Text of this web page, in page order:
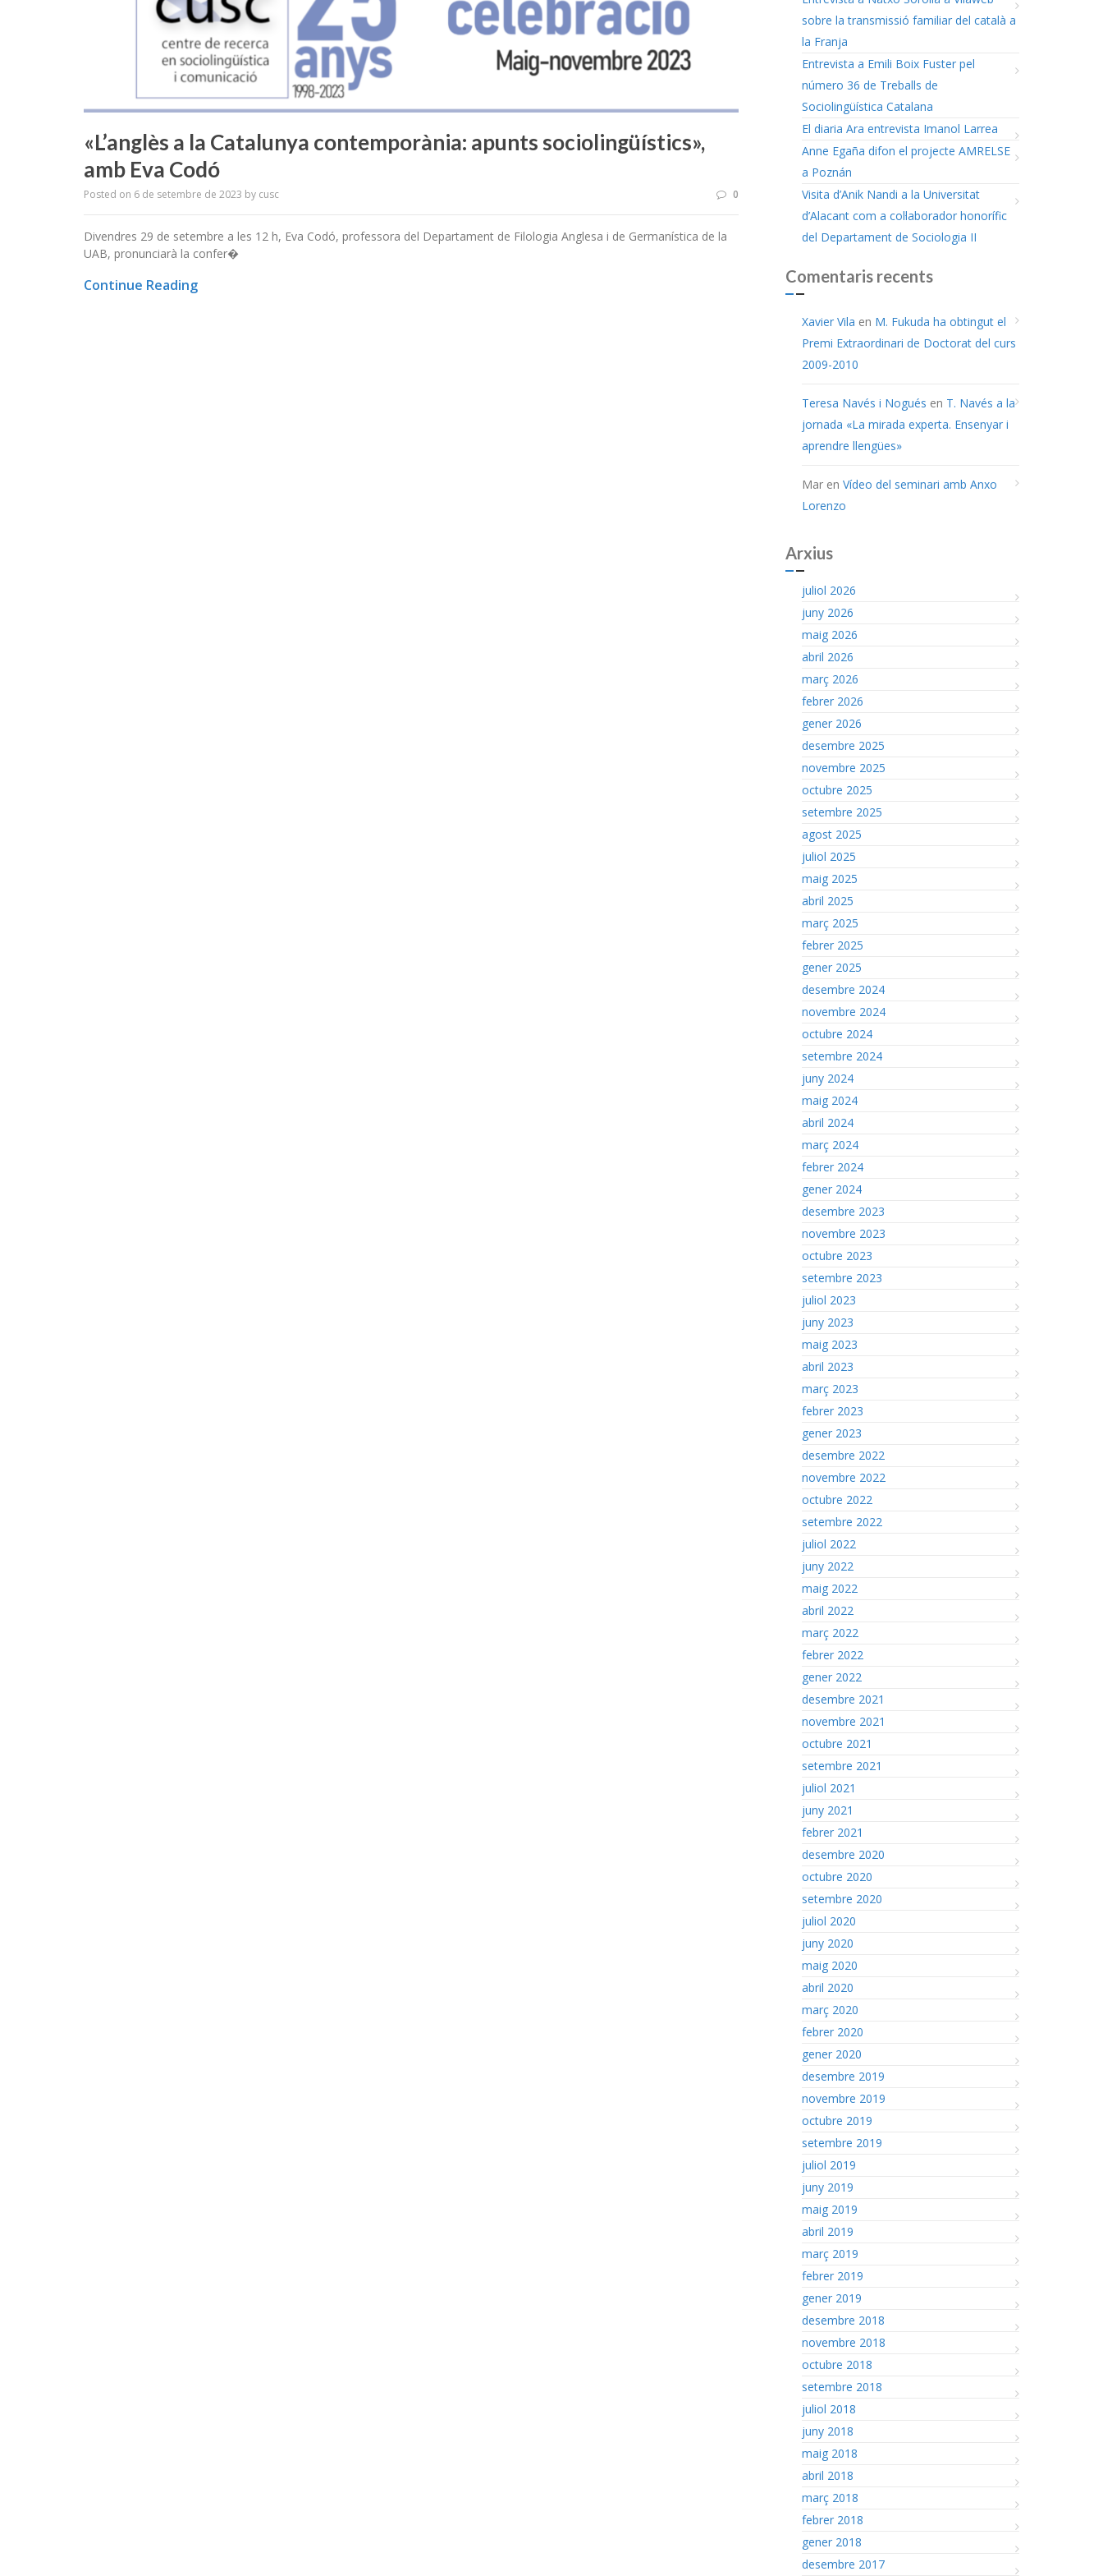
«L’anglès a la Catalunya contemporània: apunts sociolingüístics»,
amb Eva Codó
Posted on 6 de setembre de 2023 by cusc 0
Divendres 29 de setembre a les 12 h, Eva Codó, professora del Departament de Filologia Anglesa i de Germanística de la
UAB, pronunciarà la confer�
Continue Reading
sobre la transmissió familiar del català a
la Franja
Entrevista a Emili Boix Fuster pel
número 36 de Treballs de
Sociolingüística Catalana
El diaria Ara entrevista Imanol Larrea
Anne Egaña difon el projecte AMRELSE
a Poznán
Visita d’Anik Nandi a la Universitat
d’Alacant com a col·laborador honorífic
del Departament de Sociologia II
Comentaris recents
Xavier Vila en M. Fukuda ha obtingut el
Premi Extraordinari de Doctorat del curs
2009-2010
Teresa Navés i Nogués en T. Navés a la
jornada «La mirada experta. Ensenyar i
aprendre llengües»
Mar en Vídeo del seminari amb Anxo
Lorenzo
Arxius
juliol 2026
juny 2026
maig 2026
abril 2026
març 2026
febrer 2026
gener 2026
desembre 2025
novembre 2025
octubre 2025
setembre 2025
agost 2025
juliol 2025
maig 2025
abril 2025
març 2025
febrer 2025
gener 2025
desembre 2024
novembre 2024
octubre 2024
setembre 2024
juny 2024
maig 2024
abril 2024
març 2024
febrer 2024
gener 2024
desembre 2023
novembre 2023
octubre 2023
setembre 2023
juliol 2023
juny 2023
maig 2023
abril 2023
març 2023
febrer 2023
gener 2023
desembre 2022
novembre 2022
octubre 2022
setembre 2022
juliol 2022
juny 2022
maig 2022
abril 2022
març 2022
febrer 2022
gener 2022
desembre 2021
novembre 2021
octubre 2021
setembre 2021
juliol 2021
juny 2021
febrer 2021
desembre 2020
octubre 2020
setembre 2020
juliol 2020
juny 2020
maig 2020
abril 2020
març 2020
febrer 2020
gener 2020
desembre 2019
novembre 2019
octubre 2019
setembre 2019
juliol 2019
juny 2019
maig 2019
abril 2019
març 2019
febrer 2019
gener 2019
desembre 2018
novembre 2018
octubre 2018
setembre 2018
juliol 2018
juny 2018
maig 2018
abril 2018
març 2018
febrer 2018
gener 2018
desembre 2017